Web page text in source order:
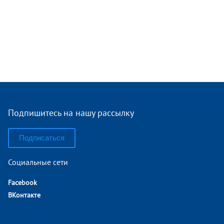
Подпишитесь на нашу рассылку
Подписаться
Социальные сети
Facebook
ВКонтакте